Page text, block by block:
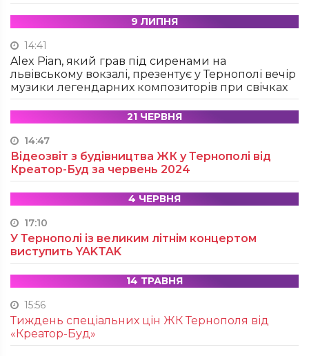
9 ЛИПНЯ
14:41
Alex Pian, який грав під сиренами на
львівському вокзалі, презентує у Тернополі вечір
музики легендарних композиторів при свічках
21 ЧЕРВНЯ
14:47
Відеозвіт з будівництва ЖК у Тернополі від
Креатор-Буд за червень 2024
4 ЧЕРВНЯ
17:10
У Тернополі із великим літнім концертом
виступить YAKTAK
14 ТРАВНЯ
15:56
Тиждень спеціальних цін ЖК Тернополя від
«Креатор-Буд»